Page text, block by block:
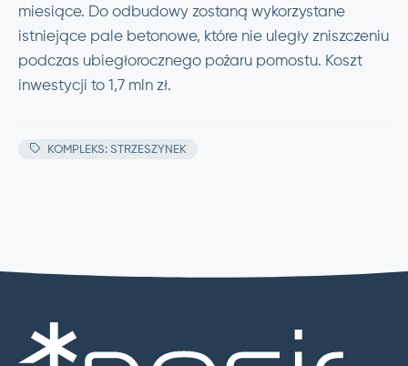
miesiące. Do odbudowy zostaną wykorzystane
istniejące pale betonowe, które nie uległy zniszczeniu
podczas ubiegłorocznego pożaru pomostu. Koszt
inwestycji to 1,7 mln zł.
KOMPLEKS: STRZESZYNEK